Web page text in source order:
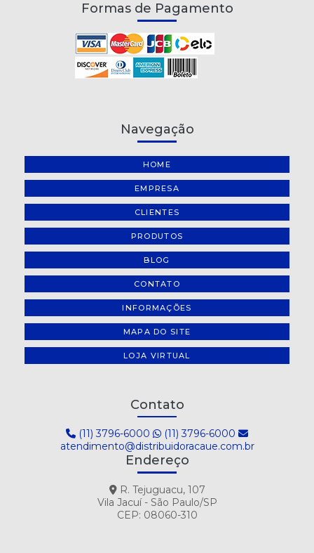
Formas de Pagamento
Navegação
HOME
EMPRESA
CLIENTES
PRODUTOS
BLOG
CONTATO
INFORMAÇÕES
MAPA DO SITE
LOJA VIRTUAL
Contato
(11) 3796-6000
(11) 3796-6000
atendimento@distribuidoracaue.com.br
Endereço
R. Tejuguacu, 107
Vila Jacuí - São Paulo/SP
CEP: 08060-310